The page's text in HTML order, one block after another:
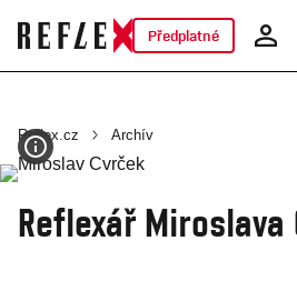
Předplatné
Reflex.cz Archív
Reflexář Miroslava